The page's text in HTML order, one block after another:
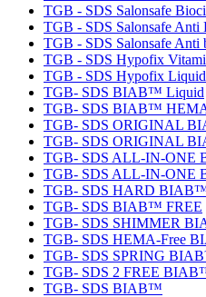
TGB - SDS Salonsafe
TGB - SDS Salonsafe Anti
TGB - SDS Salonsafe Anti
TGB - SDS Hypofix
TGB - SDS Hypofix
TGB- SDS BIAB™ Liquid
TGB- SDS BIAB™
TGB- SDS ORIGINAL
TGB- SDS ORIGINAL
TGB- SDS ALL-IN-ONE
TGB- SDS ALL-IN-ONE
TGB- SDS HARD
TGB- SDS BIAB™ FREE
TGB- SDS SHIMMER
TGB- SDS HEMA-Free
TGB- SDS SPRING
TGB- SDS 2 FREE
TGB- SDS BIAB™